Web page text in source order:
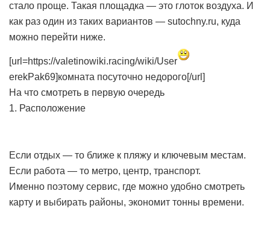
стало проще. Такая площадка — это глоток воздуха. И
как раз один из таких вариантов — sutochny.ru, куда
можно перейти ниже.
[url=https://valetinowiki.racing/wiki/User
erekPak69]комната посуточно недорого[/url]
На что смотреть в первую очередь
1. Расположение
Если отдых — то ближе к пляжу и ключевым местам.
Если работа — то метро, центр, транспорт.
Именно поэтому сервис, где можно удобно смотреть
карту и выбирать районы, экономит тонны времени.